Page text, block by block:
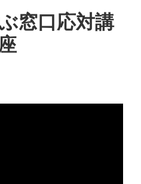
窓口応対講